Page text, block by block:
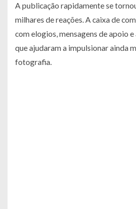
A publicação rapidamente se
milhares de reações. A caixa de
com elogios, mensagens de apoio
que ajudaram a impulsionar ainda
fotografia.